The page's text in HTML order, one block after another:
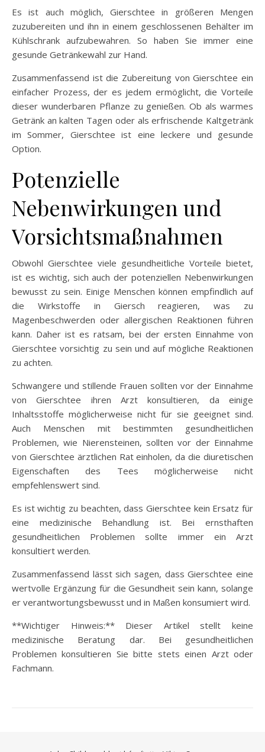
Es ist auch möglich, Gierschtee in größeren Mengen
zuzubereiten und ihn in einem geschlossenen Behälter im
Kühlschrank aufzubewahren. So haben Sie immer eine
gesunde Getränkewahl zur Hand.
Zusammenfassend ist die Zubereitung von Gierschtee ein
einfacher Prozess, der es jedem ermöglicht, die Vorteile
dieser wunderbaren Pflanze zu genießen. Ob als warmes
Getränk an kalten Tagen oder als erfrischende Kaltgetränk
im Sommer, Gierschtee ist eine leckere und gesunde
Option.
Potenzielle
Nebenwirkungen und
Vorsichtsmaßnahmen
Obwohl Gierschtee viele gesundheitliche Vorteile bietet,
ist es wichtig, sich auch der potenziellen Nebenwirkungen
bewusst zu sein. Einige Menschen können empfindlich auf
die Wirkstoffe in Giersch reagieren, was zu
Magenbeschwerden oder allergischen Reaktionen führen
kann. Daher ist es ratsam, bei der ersten Einnahme von
Gierschtee vorsichtig zu sein und auf mögliche Reaktionen
zu achten.
Schwangere und stillende Frauen sollten vor der Einnahme
von Gierschtee ihren Arzt konsultieren, da einige
Inhaltsstoffe möglicherweise nicht für sie geeignet sind.
Auch Menschen mit bestimmten gesundheitlichen
Problemen, wie Nierensteinen, sollten vor der Einnahme
von Gierschtee ärztlichen Rat einholen, da die diuretischen
Eigenschaften des Tees möglicherweise nicht
empfehlenswert sind.
Es ist wichtig zu beachten, dass Gierschtee kein Ersatz für
eine medizinische Behandlung ist. Bei ernsthaften
gesundheitlichen Problemen sollte immer ein Arzt
konsultiert werden.
Zusammenfassend lässt sich sagen, dass Gierschtee eine
wertvolle Ergänzung für die Gesundheit sein kann, solange
er verantwortungsbewusst und in Maßen konsumiert wird.
**Wichtiger Hinweis:** Dieser Artikel stellt keine
medizinische Beratung dar. Bei gesundheitlichen
Problemen konsultieren Sie bitte stets einen Arzt oder
Fachmann.